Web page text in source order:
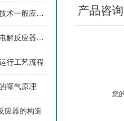
高效电解反应器技术一般应用于哪些方面？
为大家讲解高效电解反应器的优势与安装
行工艺流程
曝气原理
应器的构造
产品咨询
您